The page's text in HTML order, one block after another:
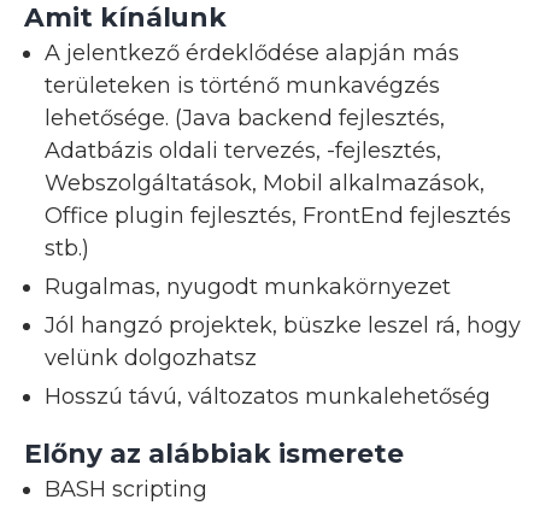
Amit kínálunk
A jelentkező érdeklődése alapján más
területeken is történő munkavégzés
lehetősége. (Java backend fejlesztés,
Adatbázis oldali tervezés, -fejlesztés,
Webszolgáltatások, Mobil alkalmazások,
Office plugin fejlesztés, FrontEnd fejlesztés
stb.)
Rugalmas, nyugodt munkakörnyezet
Jól hangzó projektek, büszke leszel rá, hogy
velünk dolgozhatsz
Hosszú távú, változatos munkalehetőség
Előny az alábbiak ismerete
BASH scripting